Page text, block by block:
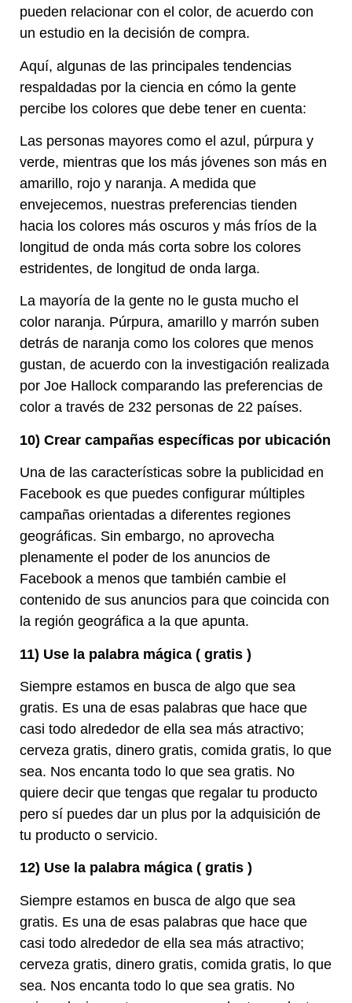
pueden relacionar con el color, de acuerdo con
un estudio en la decisión de compra.
Aquí, algunas de las principales tendencias
respaldadas por la ciencia en cómo la gente
percibe los colores que debe tener en cuenta:
Las personas mayores como el azul, púrpura y
verde, mientras que los más jóvenes son más en
amarillo, rojo y naranja. A medida que
envejecemos, nuestras preferencias tienden
hacia los colores más oscuros y más fríos de la
longitud de onda más corta sobre los colores
estridentes, de longitud de onda larga.
La mayoría de la gente no le gusta mucho el
color naranja. Púrpura, amarillo y marrón suben
detrás de naranja como los colores que menos
gustan, de acuerdo con la investigación realizada
por Joe Hallock comparando las preferencias de
color a través de 232 personas de 22 países.
10) Crear campañas específicas por ubicación
Una de las características sobre la publicidad en
Facebook es que puedes configurar múltiples
campañas orientadas a diferentes regiones
geográficas. Sin embargo, no aprovecha
plenamente el poder de los anuncios de
Facebook a menos que también cambie el
contenido de sus anuncios para que coincida con
la región geográfica a la que apunta.
11) Use la palabra mágica ( gratis )
Siempre estamos en busca de algo que sea
gratis. Es una de esas palabras que hace que
casi todo alrededor de ella sea más atractivo;
cerveza gratis, dinero gratis, comida gratis, lo que
sea. Nos encanta todo lo que sea gratis. No
quiere decir que tengas que regalar tu producto
pero sí puedes dar un plus por la adquisición de
tu producto o servicio.
12) Use la palabra mágica ( gratis )
Siempre estamos en busca de algo que sea
gratis. Es una de esas palabras que hace que
casi todo alrededor de ella sea más atractivo;
cerveza gratis, dinero gratis, comida gratis, lo que
sea. Nos encanta todo lo que sea gratis. No